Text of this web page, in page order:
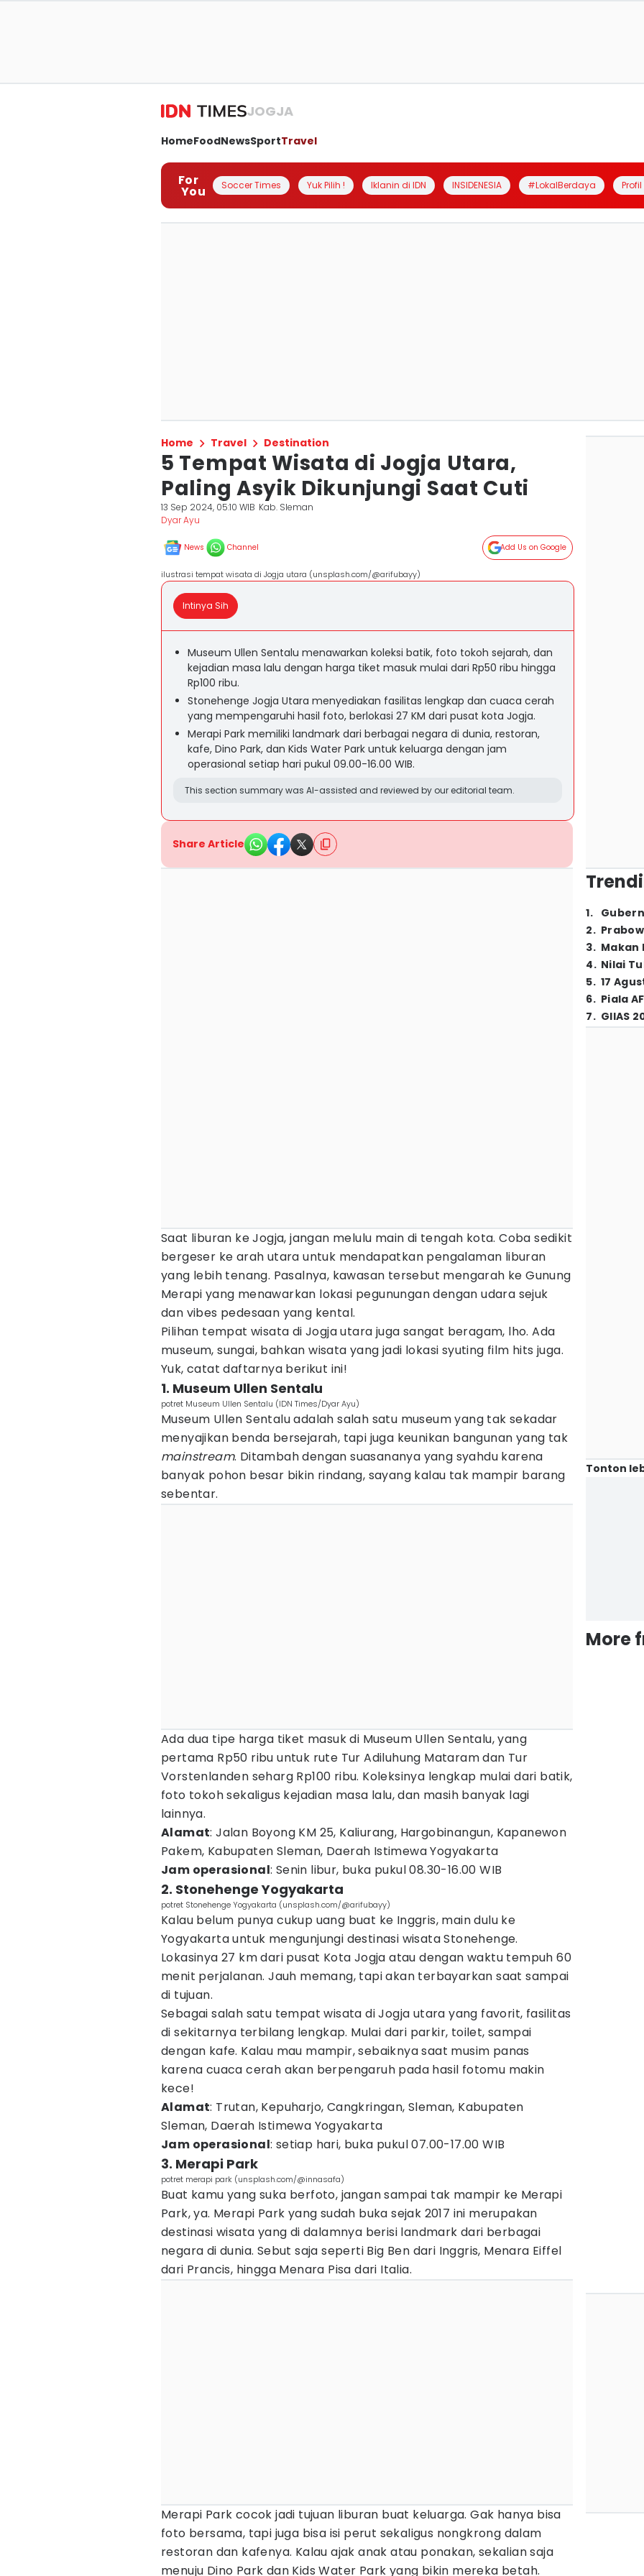
JOGJA
HomeFoodNewsSportTravel
For
You Soccer Times Yuk Pilih ! Iklanin di IDN INSIDENESIA #LokalBerdaya
Home Travel Destination
5 Tempat Wisata di Jogja Utara,
Paling Asyik Dikunjungi Saat Cuti
13 Sep 2024, 05:10 WIB Kab. Sleman
Dyar Ayu
News Channel Add Us on Google
ilustrasi tempat wisata di Jogja utara (unsplash.com/@arifubayy)
Intinya Sih
Museum Ullen Sentalu menawarkan koleksi batik, foto tokoh sejarah, dan
kejadian masa lalu dengan harga tiket masuk mulai dari Rp50 ribu hingga
Rp100 ribu.
Stonehenge Jogja Utara menyediakan fasilitas lengkap dan cuaca cerah
yang mempengaruhi hasil foto, berlokasi 27 KM dari pusat kota Jogja.
Merapi Park memiliki landmark dari berbagai negara di dunia, restoran,
kafe, Dino Park, dan Kids Water Park untuk keluarga dengan jam
operasional setiap hari pukul 09.00-16.00 WIB.
This section summary was AI-assisted and reviewed by our editorial team.
Share Article
Saat liburan ke Jogja, jangan melulu main di tengah kota. Coba sedikit
bergeser ke arah utara untuk mendapatkan pengalaman liburan
yang lebih tenang. Pasalnya, kawasan tersebut mengarah ke Gunung
Merapi yang menawarkan lokasi pegunungan dengan udara sejuk
dan vibes pedesaan yang kental.
Pilihan tempat wisata di Jogja utara juga sangat beragam, lho. Ada
museum, sungai, bahkan wisata yang jadi lokasi syuting film hits juga.
Yuk, catat daftarnya berikut ini!
1. Museum Ullen Sentalu
potret Museum Ullen Sentalu (IDN Times/Dyar Ayu)
Museum Ullen Sentalu adalah salah satu museum yang tak sekadar
menyajikan benda bersejarah, tapi juga keunikan bangunan yang tak
mainstream. Ditambah dengan suasananya yang syahdu karena
banyak pohon besar bikin rindang, sayang kalau tak mampir barang
sebentar.
Ada dua tipe harga tiket masuk di Museum Ullen Sentalu, yang
pertama Rp50 ribu untuk rute Tur Adiluhung Mataram dan Tur
Vorstenlanden seharg Rp100 ribu. Koleksinya lengkap mulai dari batik,
foto tokoh sekaligus kejadian masa lalu, dan masih banyak lagi
lainnya.
Alamat: Jalan Boyong KM 25, Kaliurang, Hargobinangun, Kapanewon
Pakem, Kabupaten Sleman, Daerah Istimewa Yogyakarta
Jam operasional: Senin libur, buka pukul 08.30-16.00 WIB
2. Stonehenge Yogyakarta
potret Stonehenge Yogyakarta (unsplash.com/@arifubayy)
Kalau belum punya cukup uang buat ke Inggris, main dulu ke
Yogyakarta untuk mengunjungi destinasi wisata Stonehenge.
Lokasinya 27 km dari pusat Kota Jogja atau dengan waktu tempuh 60
menit perjalanan. Jauh memang, tapi akan terbayarkan saat sampai
di tujuan.
Sebagai salah satu tempat wisata di Jogja utara yang favorit, fasilitas
di sekitarnya terbilang lengkap. Mulai dari parkir, toilet, sampai
dengan kafe. Kalau mau mampir, sebaiknya saat musim panas
karena cuaca cerah akan berpengaruh pada hasil fotomu makin
kece!
Alamat: Trutan, Kepuharjo, Cangkringan, Sleman, Kabupaten
Sleman, Daerah Istimewa Yogyakarta
Jam operasional: setiap hari, buka pukul 07.00-17.00 WIB
3. Merapi Park
potret merapi park (unsplash.com/@innasafa)
Buat kamu yang suka berfoto, jangan sampai tak mampir ke Merapi
Park, ya. Merapi Park yang sudah buka sejak 2017 ini merupakan
destinasi wisata yang di dalamnya berisi landmark dari berbagai
negara di dunia. Sebut saja seperti Big Ben dari Inggris, Menara Eiffel
dari Prancis, hingga Menara Pisa dari Italia.
Merapi Park cocok jadi tujuan liburan buat keluarga. Gak hanya bisa
foto bersama, tapi juga bisa isi perut sekaligus nongkrong dalam
restoran dan kafenya. Kalau ajak anak atau ponakan, sekalian saja
menuju Dino Park dan Kids Water Park yang bikin mereka betah.
1.
2.
3. Makan
4. Nilai
5. 17
6. Piala
7. GIIAS
Tonton
More